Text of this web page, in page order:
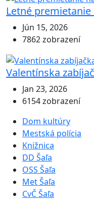
Letné premietanie
Jún 15, 2026
7862 zobrazení
Valentínska
Jan 23, 2026
6154 zobrazení
Dom kultúry
Mestská polícia
Knižnica
DD Šaľa
OSS Šaľa
Met Šaľa
CvČ Šaľa